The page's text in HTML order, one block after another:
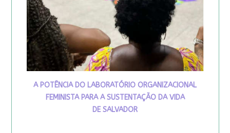
A POTÊNCIA DO LABORATÓRIO ORGANIZACIONAL
FEMINISTA PARA A SUSTENTAÇÃO DA VIDA
DE SALVADOR